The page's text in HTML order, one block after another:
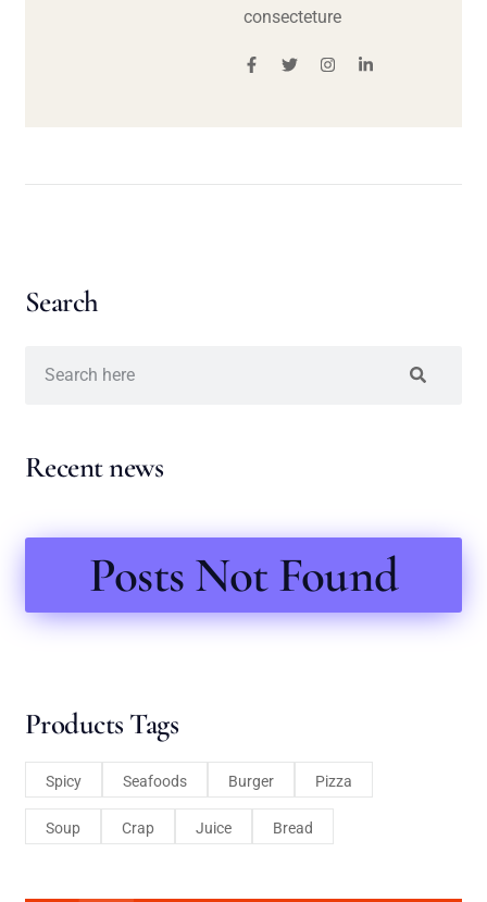
consecteture
Search
Recent news
Posts Not Found
Products Tags
Spicy Seafoods Burger Pizza
Soup Crap Juice Bread